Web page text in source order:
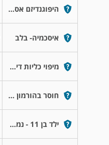
היפוגנדיזם אסטרוגן נמוך
איסכמיה- בלב
מיפוי כליות דינמי עם פוסיד
חוסר בהורמון גדילה
ילד בן 11 - נמוך לגילו